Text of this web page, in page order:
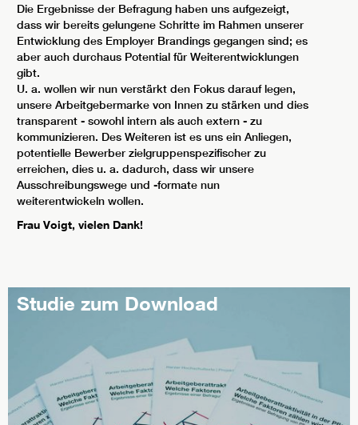
Die Ergebnisse der Befragung haben uns aufgezeigt,
dass wir bereits gelungene Schritte im Rahmen unserer
Entwicklung des Employer Brandings gegangen sind; es
aber auch durchaus Potential für Weiterentwicklungen
gibt.
U. a. wollen wir nun verstärkt den Fokus darauf legen,
unsere Arbeitgebermarke von Innen zu stärken und dies
transparent - sowohl intern als auch extern - zu
kommunizieren. Des Weiteren ist es uns ein Anliegen,
potentielle Bewerber zielgruppenspezifischer zu
erreichen, dies u. a. dadurch, dass wir unsere
Ausschreibungswege und -formate nun
weiterentwickeln wollen.
Frau Voigt, vielen Dank!
Studie zum Download